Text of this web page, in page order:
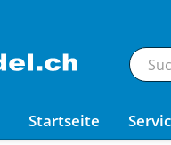
Startseite